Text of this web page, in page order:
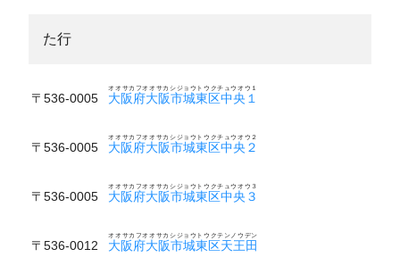
た行
〒536-0005 大阪府大阪市城東区中央１
オオサカフオオサカシジョウトウクチュウオウ１
〒536-0005 大阪府大阪市城東区中央２
オオサカフオオサカシジョウトウクチュウオウ２
〒536-0005 大阪府大阪市城東区中央３
オオサカフオオサカシジョウトウクチュウオウ３
〒536-0012 大阪府大阪市城東区天王田
オオサカフオオサカシジョウトウクテンノウデン